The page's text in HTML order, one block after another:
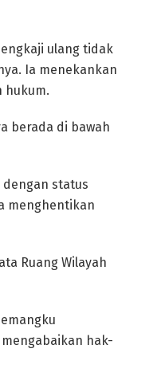
ulang tidak
Ia menekankan
hukum.
berada di bawah
status
menghentikan
Ruang Wilayah
hak-